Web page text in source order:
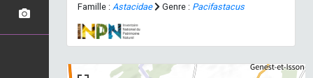
Famille : Astacidae Genre : Pacifastacus